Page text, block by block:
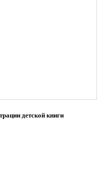
детской книги